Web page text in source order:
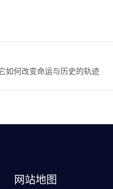
如何改变命运与历史的轨迹
网站地图